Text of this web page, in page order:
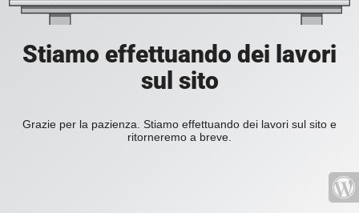
Stiamo effettuando dei lavori
sul sito
Grazie per la pazienza. Stiamo effettuando dei lavori sul sito e
ritorneremo a breve.